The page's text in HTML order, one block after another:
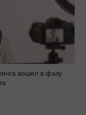
вошел в фазу